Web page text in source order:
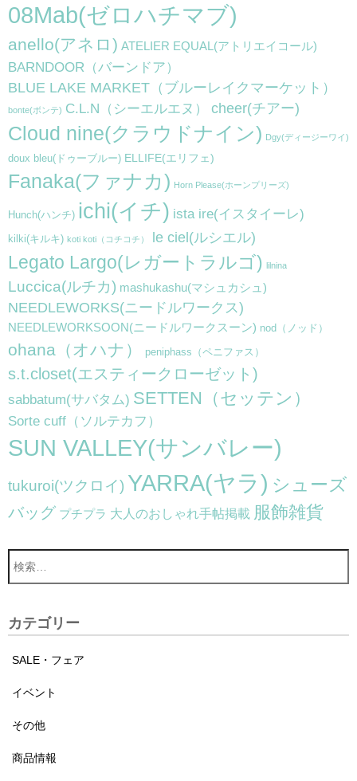
08Mab(ゼロハチマブ)
anello(アネロ) ATELIER EQUAL(アトリエイコール)
BARNDOOR（バーンドア）
BLUE LAKE MARKET（ブルーレイクマーケット）
bonte(ボンテ) C.L.N（シーエルエヌ） cheer(チアー)
Cloud nine(クラウドナイン) Dgy(ディージーワイ)
doux bleu(ドゥーブルー) ELLIFE(エリフェ)
Fanaka(ファナカ) Horn Please(ホーンプリーズ)
Hunch(ハンチ) ichi(イチ) ista ire(イスタイーレ)
kilki(キルキ) koti koti（コチコチ） le ciel(ルシエル)
Legato Largo(レガートラルゴ) lilnina
Luccica(ルチカ) mashukashu(マシュカシュ)
NEEDLEWORKS(ニードルワークス)
NEEDLEWORKSOON(ニードルワークスーン) nod（ノッド）
ohana（オハナ） peniphass（ペニファス）
s.t.closet(エスティークローゼット)
sabbatum(サバタム) SETTEN（セッテン）
Sorte cuff（ソルテカフ）
SUN VALLEY(サンバレー)
tukuroi(ツクロイ) YARRA(ヤラ) シューズ
バッグ プチプラ 大人のおしゃれ手帖掲載 服飾雑貨
カテゴリー
SALE・フェア
イベント
その他
商品情報